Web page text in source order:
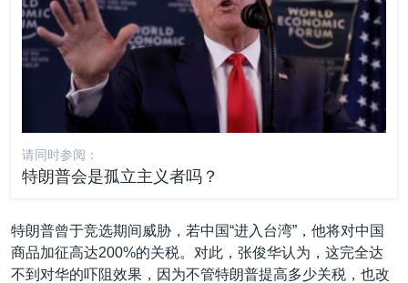
请同时参阅：
特朗普会是孤立主义者吗？
特朗普曾于竞选期间威胁，若中国“进入台湾”，他将对中国
商品加征高达200%的关税。对此，张俊华认为，这完全达
不到对华的吓阻效果，因为不管特朗普提高多少关税，也改